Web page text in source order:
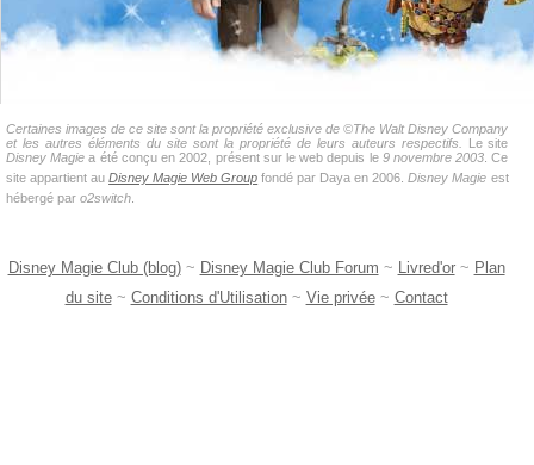
Certaines images de ce site sont la propriété exclusive de ©The Walt Disney Company
et les autres éléments du site sont la propriété de leurs auteurs respectifs.
Le site
Disney Magie a été conçu en 2002, présent sur le web depuis le 9 novembre 2003 . Ce
site appartient auDisney Magie Web Group fondé par Daya en 2006.Disney Magie est
hébergé par o2switch
Disney Magie Club (blog)~ Disney Magie Club Forum ~ Livred'or~ Plan
du site~ Conditions d'Utilisation~ Vie privée~ Contact